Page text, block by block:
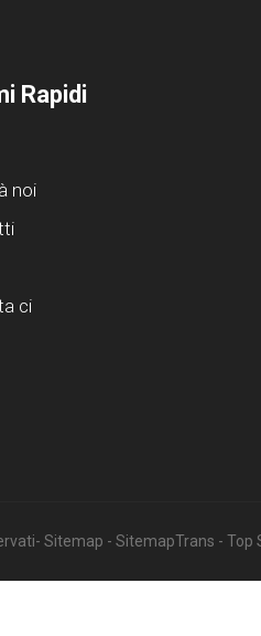
Rapidi
noi
ci
- Sitemap - SitemapTrans - Top